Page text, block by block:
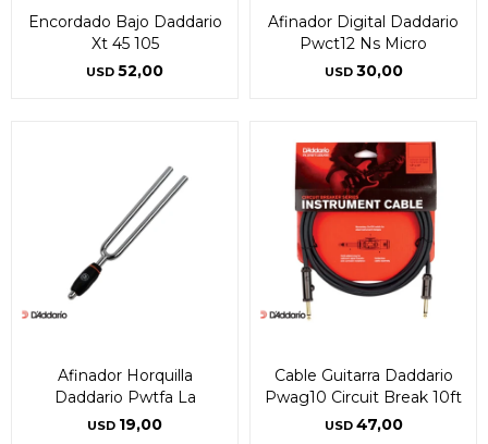
Encordado Bajo Daddario
Xt 45 105
USD 52,00
Afinador Digital Daddario
Pwct12 Ns Micro
USD 30,00
Afinador Horquilla
Daddario Pwtfa La
USD 19,00
Cable Guitarra Daddario
Pwag10 Circuit Break 10ft
USD 47,00